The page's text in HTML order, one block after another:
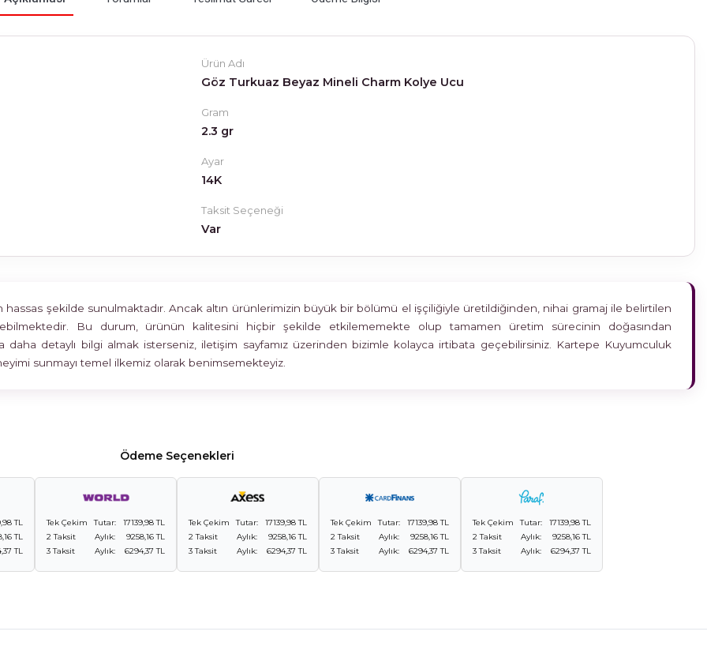
Ürün Adı
Göz Turkuaz Beyaz Mineli Charm Kolye Ucu
Gram
2.3 gr
Ayar
14K
Taksit Seçeneği
Var
şekilde sunulmaktadır. Ancak altın ürünlerimizin büyük bir bölümü el işçiliğiyle üretildiğinden, nihai gramaj ile belirtilen
Bu durum, ürünün kalitesini hiçbir şekilde etkilememekte olup tamamen üretim sürecinin doğasından
daha detaylı bilgi almak isterseniz, iletişim sayfamız üzerinden bizimle kolayca irtibata geçebilirsiniz. Kartepe Kuyumculuk
sunmayı temel ilkemiz olarak benimsemekteyiz.
Ödeme Seçenekleri
TL
TL
TL
Tek Çekim Tutar:
17139,98 TL
2 Taksit
Aylık:
9258,16 TL
3 Taksit
Aylık: 6294,37 TL
Tek Çekim Tutar:
17139,98 TL
2 Taksit
Aylık:
9258,16 TL
3 Taksit
Aylık: 6294,37 TL
Tek Çekim Tutar:
17139,98 TL
2 Taksit
Aylık:
9258,16 TL
3 Taksit
Aylık: 6294,37 TL
Tek Çekim Tutar:
17139,98 TL
2 Taksit
Aylık:
9258,16 TL
3 Taksit
Aylık: 6294,37 TL